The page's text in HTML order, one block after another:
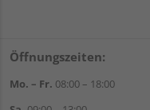
Öffnungszeiten:
Mo. – Fr. 08:00 – 18:00